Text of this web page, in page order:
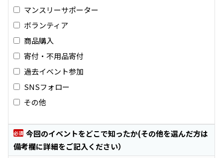
マンスリーサポーター
ボランティア
商品購入
寄付・不用品寄付
過去イベント参加
SNSフォロー
その他
必須 今回のイベントをどこで知ったか(その他を選んだ方は
備考欄に詳細をご記入ください）